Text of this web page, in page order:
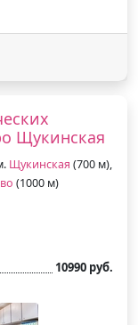
Щукинская
Щукинская (700 м),
(1000 м)
10990 руб.